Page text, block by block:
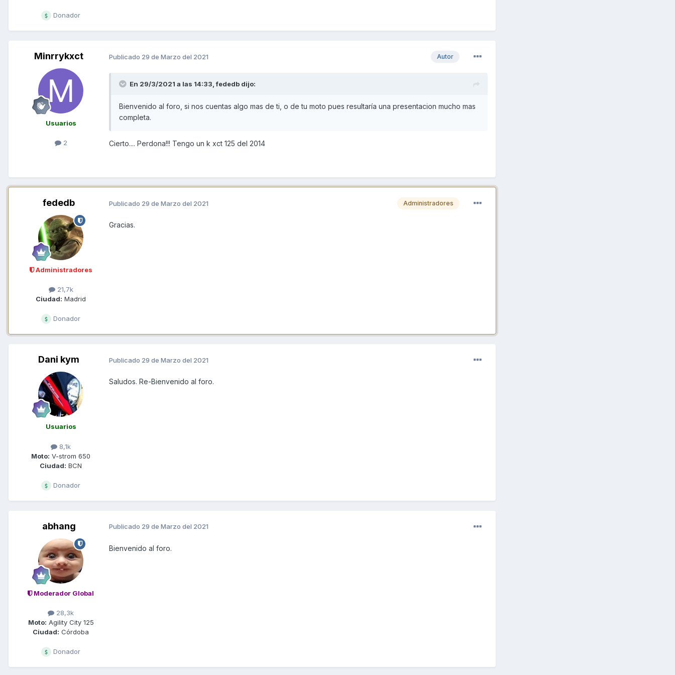
Donador
Minrrykxct
Usuarios
2
Autor
Publicado 29 de Marzo del 2021
En 29/3/2021 a las 14:33,fededb dijo:
Bienvenido al foro, si nos cuentas algo mas de ti, o de tu moto pues resultaría una presentacion mucho mas
completa.
Cierto.... Perdona!!! Tengo un k xct 125 del 2014
fededb
Administradores
21,7k
Ciudad: Madrid
Donador
Administradores
Publicado 29 de Marzo del 2021
Gracias.
Dani kym
Usuarios
8,1k
Moto: V-strom 650
Ciudad: BCN
Donador
Publicado 29 de Marzo del 2021
Saludos. Re-Bienvenido al foro.
abhang
Moderador Global
28,3k
Moto: Agility City 125
Ciudad: Córdoba
Donador
Publicado 29 de Marzo del 2021
Bienvenido al foro.